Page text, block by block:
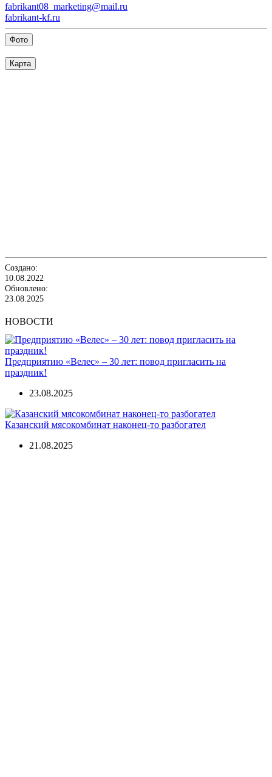
fabrikant08_marketing@mail.ru
fabrikant-kf.ru
Фото
Карта
Создано:
10.08.2022
Обновлено:
23.08.2025
НОВОСТИ
Предприятию «Велес» – 30 лет: повод пригласить на
праздник!
23.08.2025
Казанский мясокомбинат наконец-то разбогател
21.08.2025